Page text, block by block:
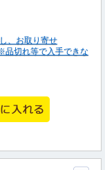
、お取り寄せ
切れ等で入手できな